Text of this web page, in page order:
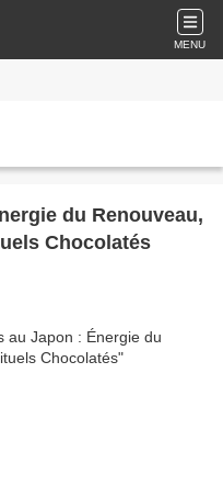
MENU
du Renouveau,
Chocolatés